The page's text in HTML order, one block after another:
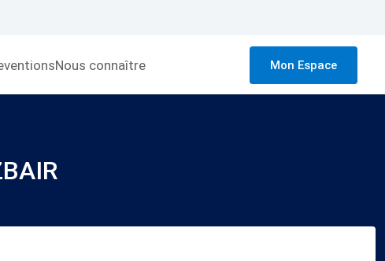
Nous connaître Mon Espace